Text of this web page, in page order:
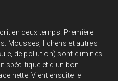
en deux temps. Première
Mousses, lichens et autres
de pollution) sont éliminés
spécifique et d’un bon
nette. Vient ensuite le